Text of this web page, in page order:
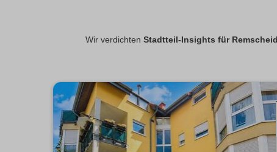
Wir verdichten Stadtteil-Insights für Remscheid